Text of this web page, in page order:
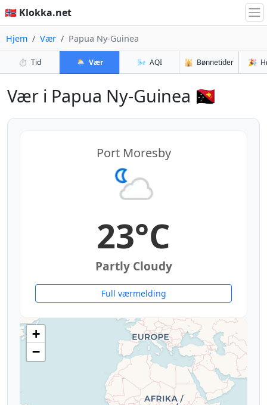
🇳🇴 Klokka.net
Hjem Vær Papua Ny-Guinea
⏱️ Tid 🌦️ Vær 🌬️ AQI 🕌 Bønnetider 🎉
Vær i Papua Ny-Guinea 🇵🇬
Port Moresby
23°C
Partly Cloudy
Full værmelding
+
−